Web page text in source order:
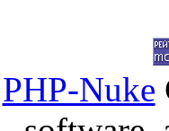
PHP-Nuke